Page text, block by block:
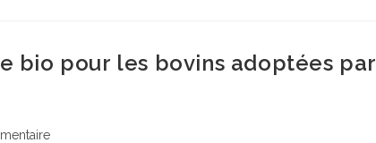
bio pour les bovins adoptées par